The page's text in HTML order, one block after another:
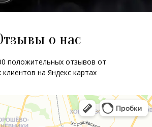
о нас
положительных отзывов от
на Яндекс картах